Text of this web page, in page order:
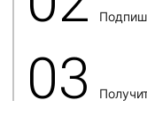
03